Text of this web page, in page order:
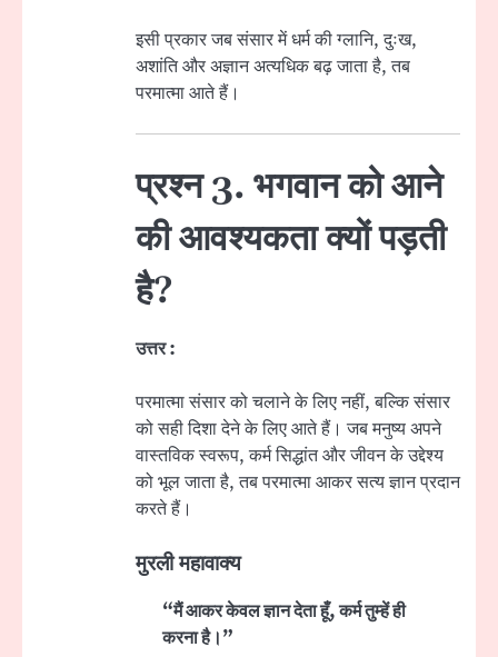
इसी प्रकार जब संसार में धर्म की ग्लानि, दुःख,
अशांति और अज्ञान अत्यधिक बढ़ जाता है, तब
परमात्मा आते हैं।
प्रश्न 3. भगवान को आने
की आवश्यकता क्यों पड़ती
है?
उत्तर :
परमात्मा संसार को चलाने के लिए नहीं, बल्कि संसार
को सही दिशा देने के लिए आते हैं। जब मनुष्य अपने
वास्तविक स्वरूप, कर्म सिद्धांत और जीवन के उद्देश्य
को भूल जाता है, तब परमात्मा आकर सत्य ज्ञान प्रदान
करते हैं।
मुरली महावाक्य
“मैं आकर केवल ज्ञान देता हूँ, कर्म तुम्हें ही
करना है।”